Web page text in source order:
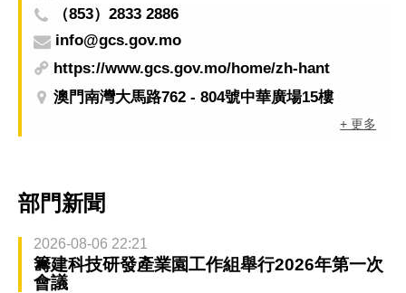
（853）2833 2886
info@gcs.gov.mo
https://www.gcs.gov.mo/home/zh-hant
澳門南灣大馬路762 - 804號中華廣場15樓
+ 更多
部門新聞
2026-08-06 22:21
籌建科技研發產業園工作組舉行2026年第一次
會議